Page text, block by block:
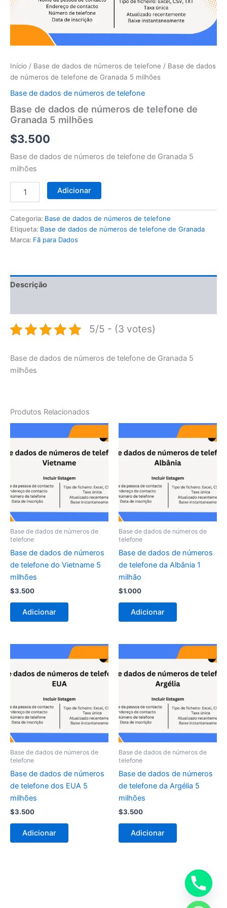
Início / Base de dados de números de telefone / Base de dados
de números de telefone de Granada 5 milhões
Base de dados de números de telefone
Base de dados de números de telefone de
Granada 5 milhões
$3.500
Base de dados de números de telefone de Granada 5
milhões
telefone
Granada
milhões
Adicionar
Categoria: Base de dados de números de telefone
Etiqueta: Base de dados de números de telefone de Granada
Marca: Fã para Dados
Descrição
5/5 - (3 votes)
Base de dados de números de telefone de Granada 5
milhões
Produtos Relacionados
Base de dados de números de
telefone
Base de dados de números
de telefone do Vietname 5
milhões
$3.500
Adicionar
Base de dados de números de
telefone
Base de dados de números
de telefone da Albânia 1
milhão
$1.000
Adicionar
Base de dados de números de
telefone
Base de dados de números
de telefone dos EUA 5
milhões
$3.500
Adicionar
Base de dados de números de
telefone
Base de dados de números
de telefone da Argélia 5
milhões
$3.500
Adicionar